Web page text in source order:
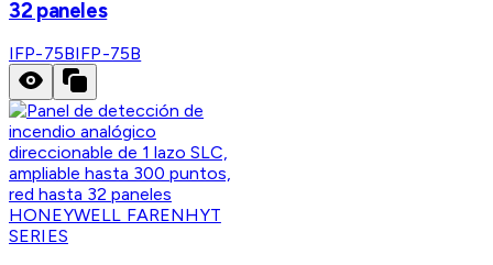
32 paneles
IFP-75BIFP-75B
HONEYWELL FARENHYT
SERIES